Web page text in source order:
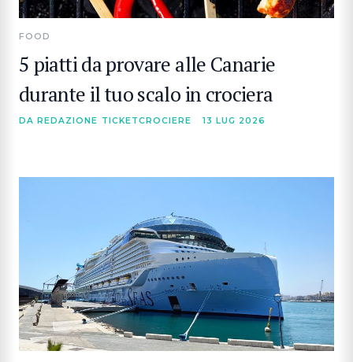
FOOD
5 piatti da provare alle Canarie
durante il tuo scalo in crociera
DA REDAZIONE TICKETCROCIERE 13 LUG 2026